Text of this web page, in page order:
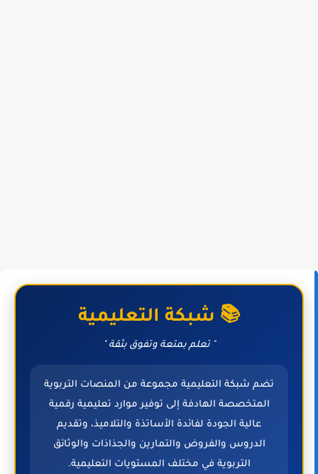
📚 شبكة التعليمية
" تعلم بمتعة وتفوق بثقة "
تضم شبكة التعليمية مجموعة من المنصات التربوية
المتخصصة الهادفة إلى توفير موارد تعليمية رقمية
عالية الجودة لفائدة الأساتذة والتلاميذ، وتقديم
الدروس والفروض والتمارين والجذاذات والوثائق
التربوية في مختلف المستويات التعليمية.